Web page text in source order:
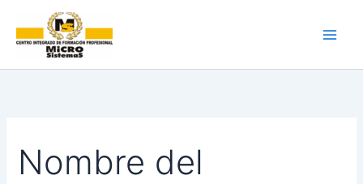
contenido
Nombre del